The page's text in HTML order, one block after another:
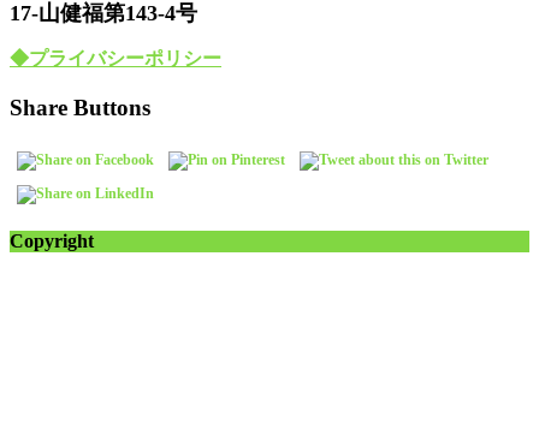
17-山健福第143-4号
◆プライバシーポリシー
Share Buttons
Copyright